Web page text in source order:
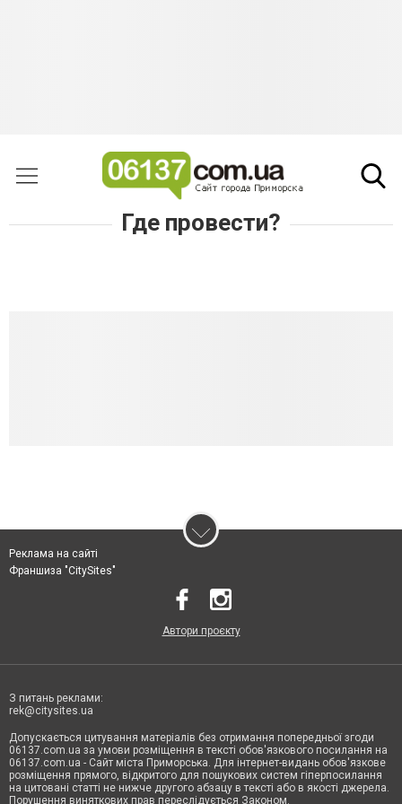
Где провести?
Реклама на сайті
Франшиза "CitySites"
Автори проєкту
З питань реклами:
rek@citysites.ua
Допускається цитування матеріалів без отримання попередньої згоди
06137.com.ua за умови розміщення в тексті обов'язкового посилання на
06137.com.ua - Сайт міста Приморська. Для інтернет-видань обов'язкове
розміщення прямого, відкритого для пошукових систем гіперпосилання
на цитовані статті не нижче другого абзацу в тексті або в якості джерела.
Порушення виняткових прав переслідується Законом.